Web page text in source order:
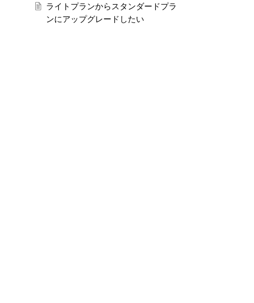
ライトプランからスタンダードプラ
ンにアップグレードしたい